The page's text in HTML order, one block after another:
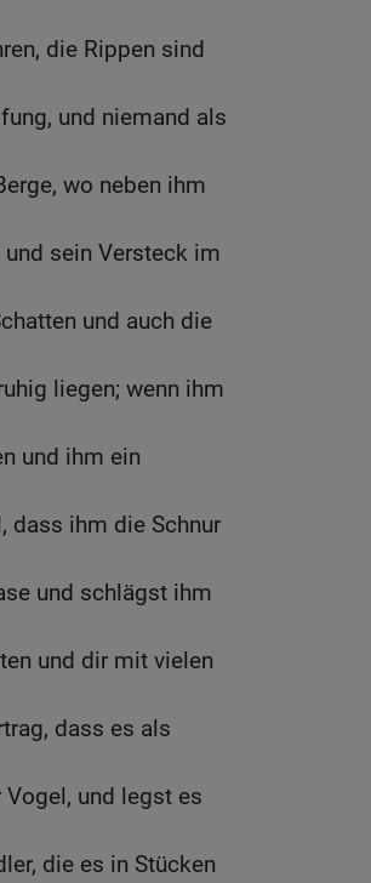
die Rippen sind
und niemand als
wo neben ihm
und sein Versteck im
und auch die
liegen; wenn ihm
und ihm ein
dass ihm die Schnur
und schlägst ihm
und dir mit vielen
dass es als
Vogel, und legst es
die es in Stücken